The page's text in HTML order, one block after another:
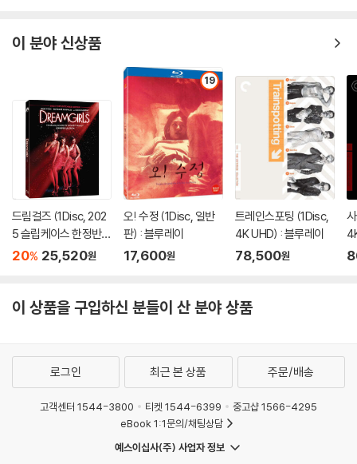
이 분야 신상품
드림걸즈 (1Disc, 202
5 슬립케이스 한정반 B
D) : 블루레이
20% 25,520원
19
오! 수정 (1Disc, 일반
판) : 블루레이
17,600원
트레인스포팅 (1Disc,
4K UHD) : 블루레이
78,500원
이 상품을 구입하신 분들이 산 분야 상품
로그인 최근 본 상품 주문/배송
고객센터 1544-3800 티켓 1544-6399
중고샵 1566-4295
eBook 1:1문의/채팅상담
예스이십사(주) 사업자 정보